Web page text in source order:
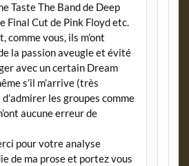
Taste The Band de Deep
Final Cut de Pink Floyd etc.
comme vous, ils m’ont
la passion aveugle et évité
avec un certain Dream
s’il m’arrive (très
les groupes comme
aucune erreur de
pour votre analyse
de ma prose et portez vous